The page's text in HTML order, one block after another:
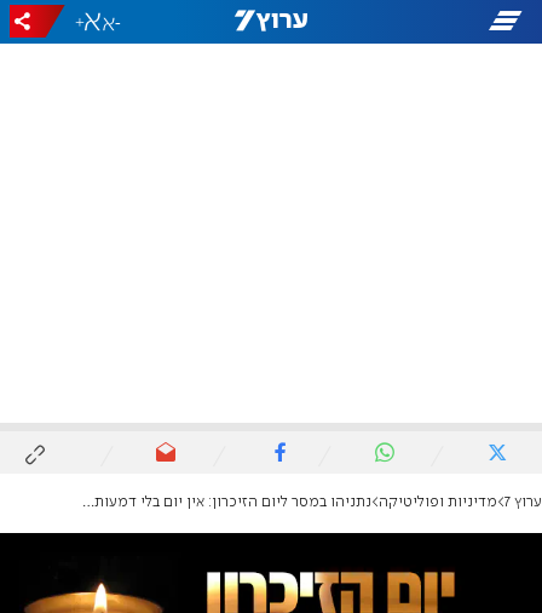
-
+
ערוץ 7 מדיניות ופוליטיקה נתניהו במסר ליום הזיכרון: אין יום בלי דמעות, בלי תחושת צער וגעגוע